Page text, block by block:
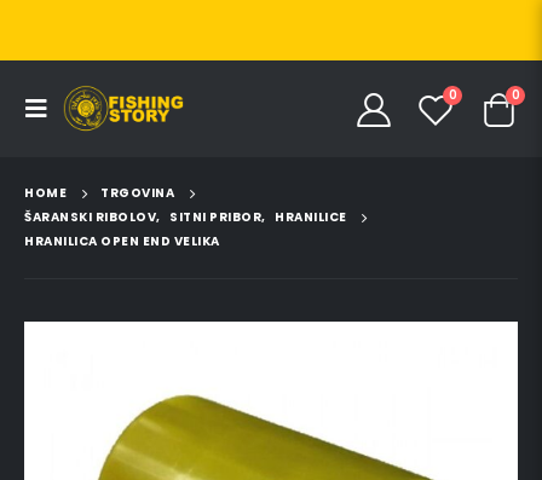
0 0
HOME
TRGOVINA
ŠARANSKI RIBOLOV, SITNI PRIBOR, HRANILICE
HRANILICA OPEN END VELIKA